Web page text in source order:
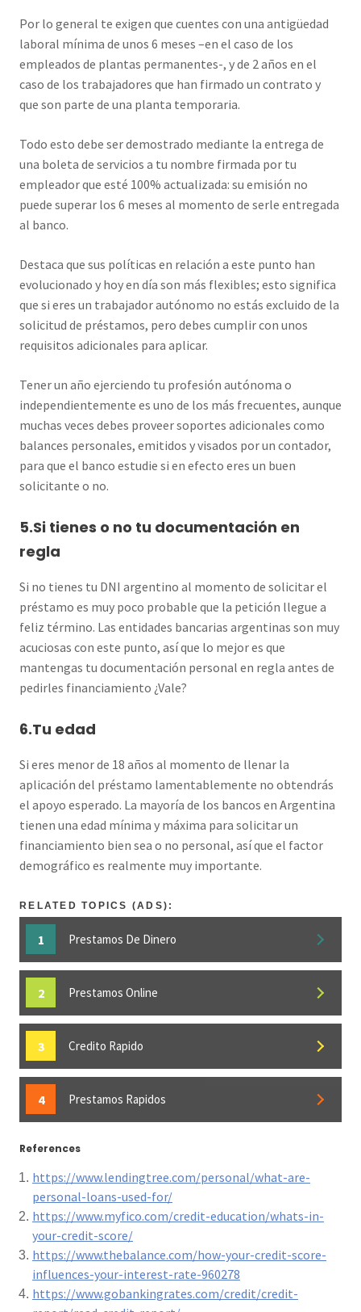
Por lo general te exigen que cuentes con una antigüedad
laboral mínima de unos 6 meses –en el caso de los
empleados de plantas permanentes-, y de 2 años en el
caso de los trabajadores que han firmado un contrato y
que son parte de una planta temporaria.
Todo esto debe ser demostrado mediante la entrega de
una boleta de servicios a tu nombre firmada por tu
empleador que esté 100% actualizada: su emisión no
puede superar los 6 meses al momento de serle entregada
al banco.
Destaca que sus políticas en relación a este punto han
evolucionado y hoy en día son más flexibles; esto significa
que si eres un trabajador autónomo no estás excluido de la
solicitud de préstamos, pero debes cumplir con unos
requisitos adicionales para aplicar.
Tener un año ejerciendo tu profesión autónoma o
independientemente es uno de los más frecuentes, aunque
muchas veces debes proveer soportes adicionales como
balances personales, emitidos y visados por un contador,
para que el banco estudie si en efecto eres un buen
solicitante o no.
5.Si tienes o no tu documentación en
regla
Si no tienes tu DNI argentino al momento de solicitar el
préstamo es muy poco probable que la petición llegue a
feliz término. Las entidades bancarias argentinas son muy
acuciosas con este punto, así que lo mejor es que
mantengas tu documentación personal en regla antes de
pedirles financiamiento ¿Vale?
6.Tu edad
Si eres menor de 18 años al momento de llenar la
aplicación del préstamo lamentablemente no obtendrás
el apoyo esperado. La mayoría de los bancos en Argentina
tienen una edad mínima y máxima para solicitar un
financiamiento bien sea o no personal, así que el factor
demográfico es realmente muy importante.
RELATED TOPICS (ADS):
Prestamos De Dinero
Prestamos Online
Credito Rapido
Prestamos Rapidos
References
https://www.lendingtree.com/personal/what-are-
personal-loans-used-for/
https://www.myfico.com/credit-education/whats-in-
your-credit-score/
https://www.thebalance.com/how-your-credit-score-
influences-your-interest-rate-960278
https://www.gobankingrates.com/credit/credit-